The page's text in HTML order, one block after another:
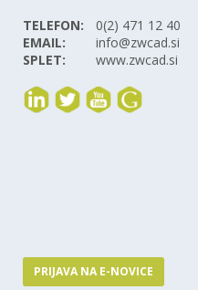
TELEFON:
0(2) 471 12 40
EMAIL:
info@zwcad.si
SPLET:
www.zwcad.si
PRIJAVA NA E-NOVICE